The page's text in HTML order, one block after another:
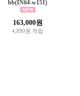
bb(IN64-w151)
163,000원
4,890원 적립